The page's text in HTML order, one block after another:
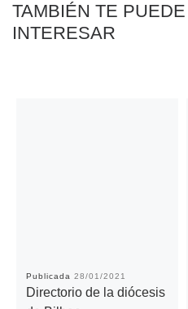
TAMBIÉN TE PUEDE
INTERESAR
Publicada 28/01/2021
Directorio de la diócesis